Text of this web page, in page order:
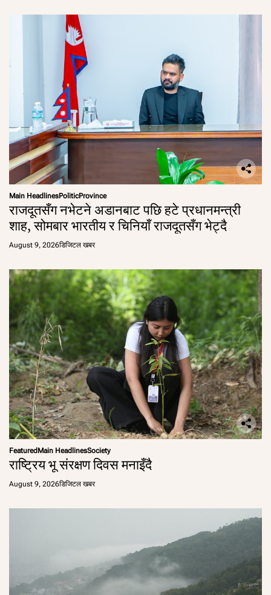
Main HeadlinesPoliticProvince
राजदूतसँग नभेटने अडानबाट पछि हटे प्रधानमन्त्री
शाह, सोमबार भारतीय र चिनियाँ राजदूतसँग भेट्दै
August 9, 2026डिजिटल खबर
Featured Main HeadlinesSociety
राष्ट्रिय भू संरक्षण दिवस मनाइँदै
August 9, 2026डिजिटल खबर